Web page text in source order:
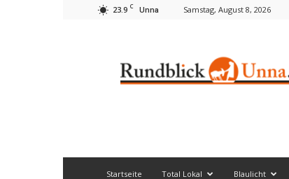
23.9 C Unna Samstag, August 8, 2026
Startseite Total Lokal Blaulicht